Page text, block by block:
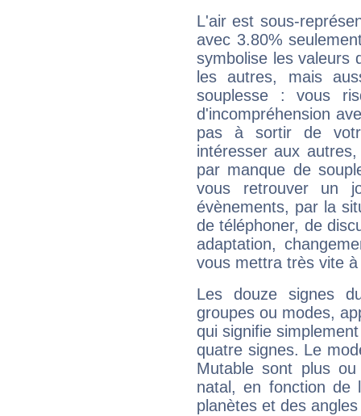
L'air est sous-
avec 3.80%
symbolise les valeurs
les autres, mais
souplesse : vous
d'incompréhension
pas à sortir de
intéresser aux
par manque de
vous retrouver un
évènements, par la
de téléphoner, de
adaptation,
vous mettra très vite
Les douze signes
groupes ou modes,
qui signifie
quatre signes. Le
Mutable sont plus
natal, en fonction de
planètes et des